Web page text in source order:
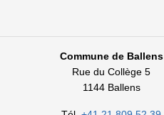
Commune de Ballens
Rue du Collège 5
1144 Ballens